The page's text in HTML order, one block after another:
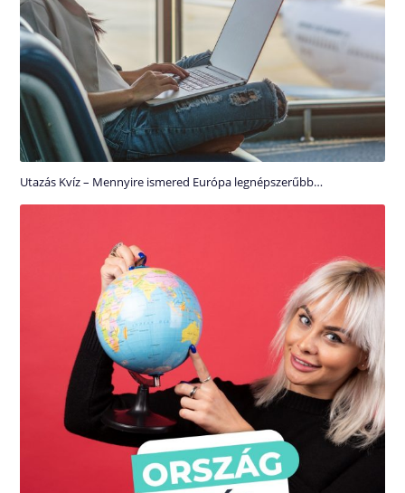
Utazás Kvíz – Mennyire ismered Európa legnépszerűbb…